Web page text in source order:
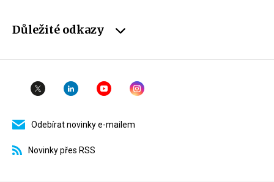
Důležité odkazy
Odebírat novinky e-mailem
Novinky přes RSS